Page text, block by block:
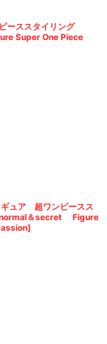
ーススタイリング
Super One Piece
ュア 超ワンピースス
normal＆secret Figure